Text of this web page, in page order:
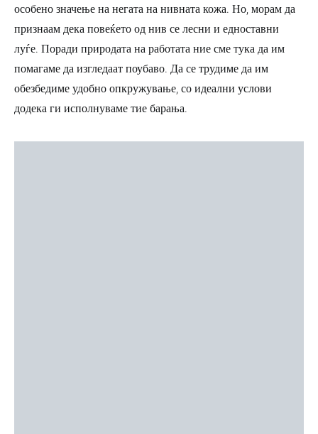
особено значење на негата на нивната кожа. Но, морам да
признаам дека повеќето од нив се лесни и едноставни
луѓе. Поради природата на работата ние сме тука да им
помагаме да изгледаат поубаво. Да се трудиме да им
обезбедиме удобно опкружување, со идеални услови
додека ги исполнуваме тие барања.